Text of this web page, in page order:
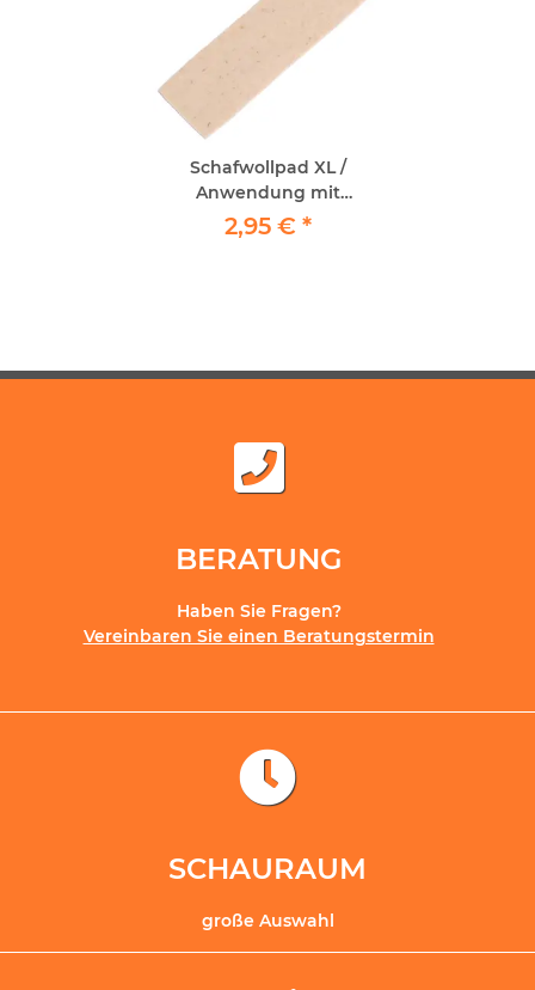
Schafwollpad XL /
Anwendung mit
SprayFinisher ca 12 x
2,95 € *
BERATUNG
Haben Sie Fragen?
Vereinbaren Sie einen Beratungstermin
SCHAURAUM
große Auswahl